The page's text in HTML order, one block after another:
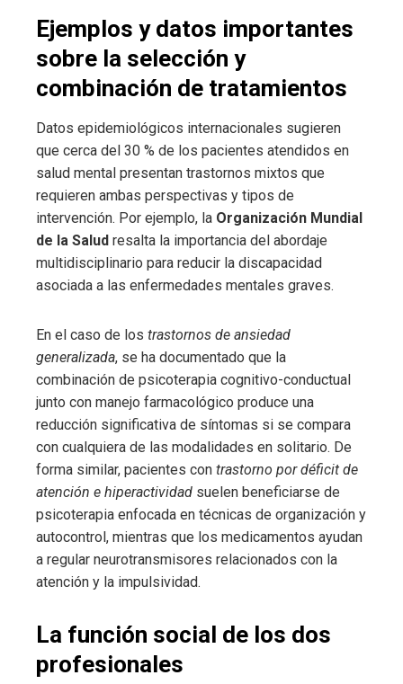
Ejemplos y datos importantes
sobre la selección y
combinación de tratamientos
Datos epidemiológicos internacionales sugieren
que cerca del 30 % de los pacientes atendidos en
salud mental presentan trastornos mixtos que
requieren ambas perspectivas y tipos de
intervención. Por ejemplo, la Organización Mundial
de la Salud resalta la importancia del abordaje
multidisciplinario para reducir la discapacidad
asociada a las enfermedades mentales graves.
En el caso de los trastornos de ansiedad
generalizada, se ha documentado que la
combinación de psicoterapia cognitivo-conductual
junto con manejo farmacológico produce una
reducción significativa de síntomas si se compara
con cualquiera de las modalidades en solitario. De
forma similar, pacientes con trastorno por déficit de
atención e hiperactividad suelen beneficiarse de
psicoterapia enfocada en técnicas de organización y
autocontrol, mientras que los medicamentos ayudan
a regular neurotransmisores relacionados con la
atención y la impulsividad.
La función social de los dos
profesionales